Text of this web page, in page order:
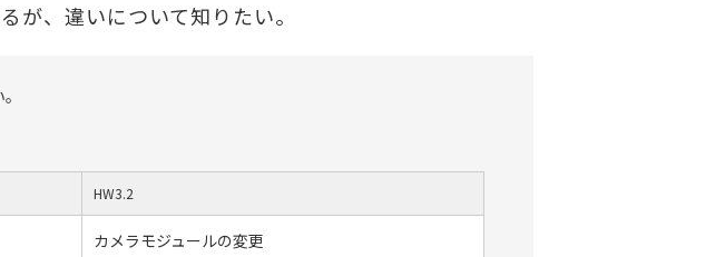
が、違いについて知りたい。
HW3.2
カメラモジュールの変更